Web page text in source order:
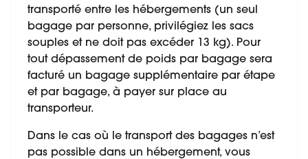
transporté entre les hébergements (un seul
bagage par personne, privilégiez les sacs
souples et ne doit pas excéder 13 kg). Pour
tout dépassement de poids par bagage sera
facturé un bagage supplémentaire par étape
et par bagage, à payer sur place au
transporteur.
Dans le cas où le transport des bagages n’est
pas possible dans un hébergement, vous